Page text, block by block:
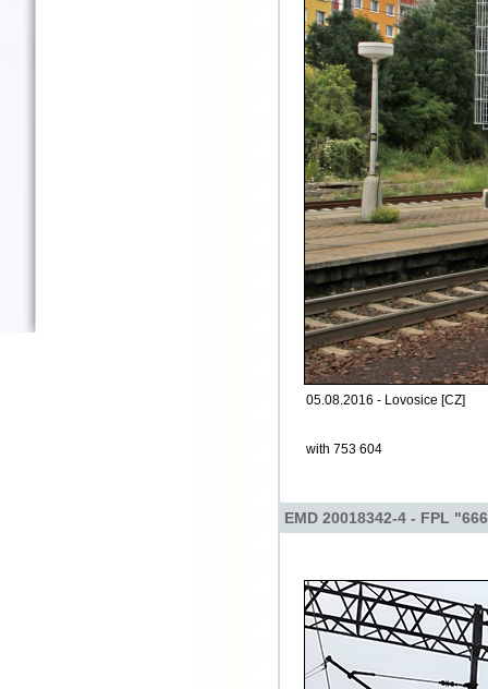
05.08.2016 - Lovosice [CZ]
with 753 604
EMD 20018342-4 - FPL